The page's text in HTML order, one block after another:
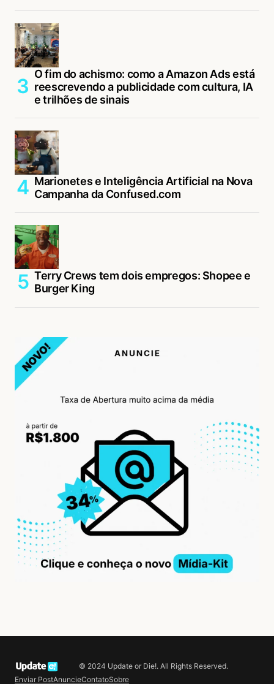
O fim do achismo: como a Amazon Ads está
reescrevendo a publicidade com cultura, IA
e trilhões de sinais
Marionetes e Inteligência Artificial na Nova
Campanha da Confused.com
Terry Crews tem dois empregos: Shopee e
Burger King
© 2024 Update or Die!. All Rights Reserved.
Enviar PostAnuncieContatoSobre